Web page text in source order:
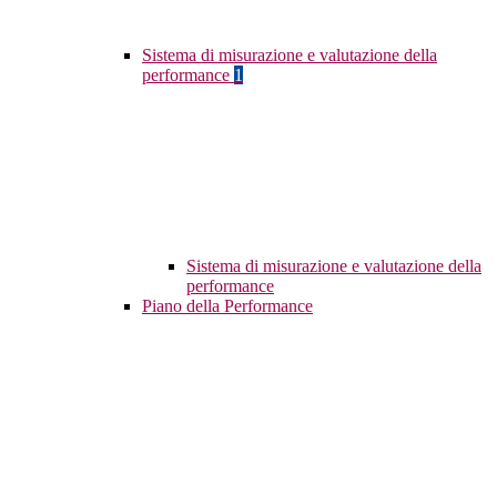
Sistema di misurazione e valutazione della
performance 1
Sistema di misurazione e valutazione della
performance
Piano della Performance